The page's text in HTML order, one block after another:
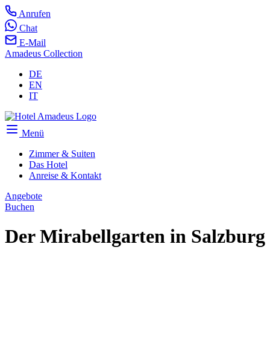
Anrufen
Chat
E-Mail
Amadeus Collection
DE
EN
IT
Menü
Zimmer & Suiten
Das Hotel
Anreise & Kontakt
Angebote
Buchen
Der Mirabellgarten in Salzburg